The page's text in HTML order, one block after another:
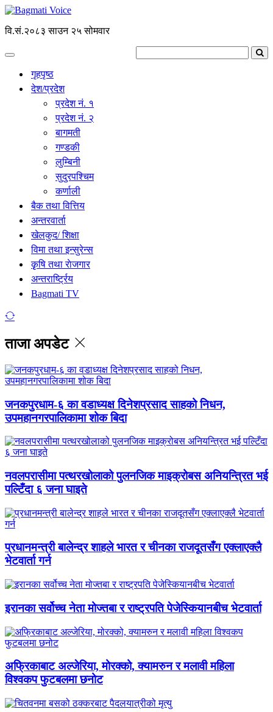
वि.सं.२०८३ साउन २५ सोमवार
गृहपृष्ठ
देश/प्रदेश
प्रदेश नं. १
प्रदेश नं. २
बागमती
गण्डकी
लुम्बिनी
सुदुरपश्चिम
कर्णाली
बैक तथा वित्तिय
अन्तरवार्ता
खेलकुद/ शिक्षा
विमा तथा इन्सुरेन्स
कृृषि तथा राेजगार
अन्तरार्ष्ट्रिय
Bagmati TV
ताजा अपडेट
जनकपुरधाम-६ का वडाध्यक्ष दिनेशप्रसाद साहको निधन,
उपमहानगरपालिकामा शोक बिदा
नवलपरासीमा पत्थरखोलाको पुलनजिक माइक्रोबस अनियन्त्रित भई
पल्टिँदा ६ जना घाइते
प्रधानमन्त्री बालेन्द्र शाहले भारत र चीनका राजदूतसँग एक्लाएक्लै
भेटवार्ता गर्न
इरानका सर्वोच्च नेता मोज्तबा र राष्ट्रपति पेजेस्कियानबीच भेटवार्ता
अफ्रिकाबाट अल्जेरिया, मोरक्को, क्यामरुन र मलावी महिला
विश्वकप फुटबलमा छनोट